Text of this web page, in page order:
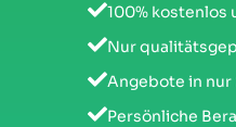
100% kostenlos
Nur
Angebote in
Persönliche